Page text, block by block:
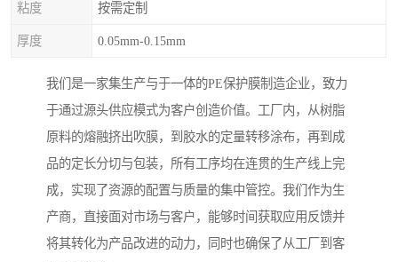
粘度 按需定制
厚度 0.05mm-0.15mm
我们是一家集生产与于一体的PE保护膜制造企业，致力
于通过源头供应模式为客户创造价值。工厂内，从树脂
原料的熔融挤出吹膜，到胶水的定量转移涂布，再到成
品的定长分切与包装，所有工序均在连贯的生产线上完
成，实现了资源的配置与质量的集中管控。我们作为生
产商，直接面对市场与客户，能够时间获取应用反馈并
将其转化为产品改进的动力，同时也确保了从工厂到客